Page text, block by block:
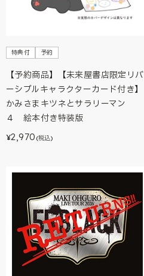
特典付 予約
【予約商品】【未来屋書店限定リバ
ーシブルキャラクターカード付き】
かみさまキツネとサラリーマン
４ 絵本付き特装版
¥2,970 (税込)